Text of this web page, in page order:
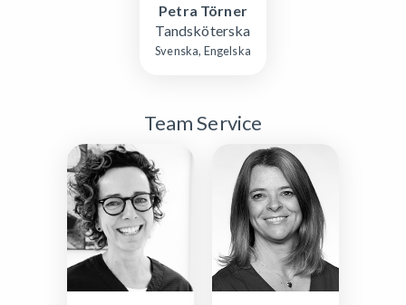
Petra Törner
Tandsköterska
Svenska, Engelska
Team Service